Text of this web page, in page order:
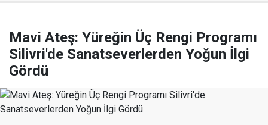
Mavi Ateş: Yüreğin Üç Rengi Programı
Silivri'de Sanatseverlerden Yoğun İlgi
Gördü